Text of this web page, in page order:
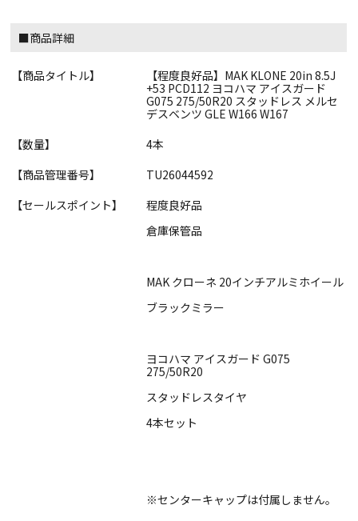
■商品詳細
【商品タイトル】
【程度良好品】MAK KLONE 20in 8.5J
+53 PCD112 ヨコハマ アイスガード
G075 275/50R20 スタッドレス メルセ
デスベンツ GLE W166 W167
【数量】
4本
【商品管理番号】
TU26044592
【セールスポイント】
程度良好品
倉庫保管品
MAK クローネ 20インチアルミホイール
ブラックミラー
ヨコハマ アイスガード G075
275/50R20
スタッドレスタイヤ
4本セット
※センターキャップは付属しません。